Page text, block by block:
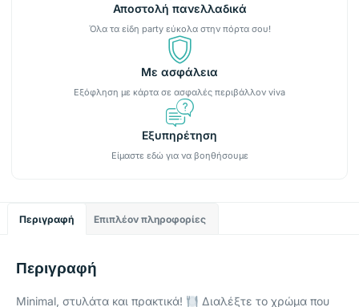
Αποστολή πανελλαδικά
Όλα τα είδη party εύκολα στην πόρτα σου!
Με ασφάλεια
Εξόφληση με κάρτα σε ασφαλές περιβάλλον viva
Εξυπηρέτηση
Είμαστε εδώ για να βοηθήσουμε
Περιγραφή Επιπλέον πληροφορίες
Περιγραφή
Minimal, στυλάτα και πρακτικά!
Διαλέξτε το χρώμα που